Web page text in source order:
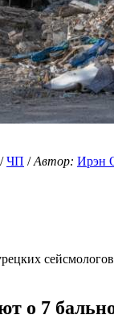
/ЧП /Автор: Ирэн
о 7